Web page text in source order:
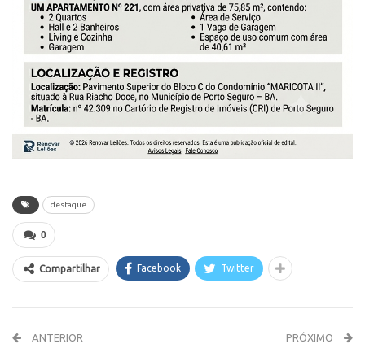
destaque
0
Compartilhar Facebook Twitter
ANTERIOR PRÓXIMO